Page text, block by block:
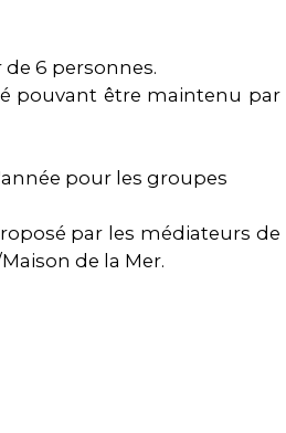
6 personnes.
pouvant être maintenu par
pour les groupes
par les médiateurs de
de la Mer.